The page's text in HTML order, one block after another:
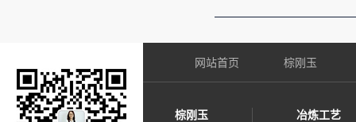
网站首页 棕刚玉
棕刚玉 冶炼工艺